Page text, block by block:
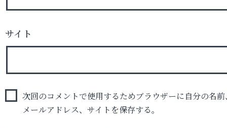
サイト
次回のコメントで使用するためブラウザーに自分の名前
メールアドレス、サイトを保存する。